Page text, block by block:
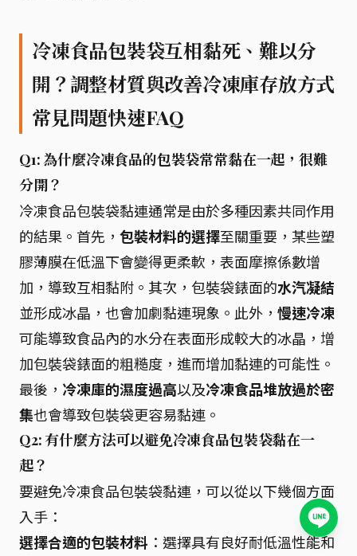
冷凍食品包裝袋互相黏死、難以分
開？調整材質與改善冷凍庫存放方式
常見問題快速FAQ
Q1: 為什麼冷凍食品的包裝袋常常黏在一起，很難
分開？
冷凍食品包裝袋黏連通常是由於多種因素共同作用
的結果。首先， 包裝材料的選擇至關重要，某些塑
膠薄膜在低溫下會變得更柔軟，表面摩擦係數增
加，導致互相黏附。其次，包裝袋錶面的水汽凝結
並形成冰晶，也會加劇黏連現象。此外， 慢速冷凍
可能導致食品內的水分在表面形成較大的冰晶，增
加包裝袋錶面的粗糙度，進而增加黏連的可能性。
最後， 冷凍庫的濕度過高以及冷凍食品堆放過於密
集也會導致包裝袋更容易黏連。
Q2: 有什麼方法可以避免冷凍食品包裝袋黏在一
起？
要避免冷凍食品包裝袋黏連，可以從以下幾個方面
入手：
選擇合適的包裝材料 ：選擇具有良好耐低溫性能和